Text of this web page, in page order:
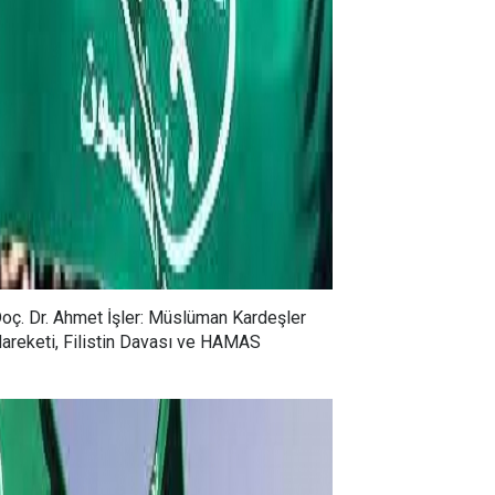
Dr. Ahmet İşler: Müslüman Kardeşler
Filistin Davası ve HAMAS